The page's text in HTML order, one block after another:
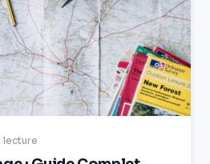
lecture